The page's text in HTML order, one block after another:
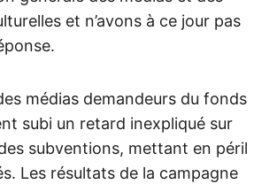
et n’avons à ce jour pas
médias demandeurs du fonds
subi un retard inexpliqué sur
subventions, mettant en péril
Les résultats de la campagne